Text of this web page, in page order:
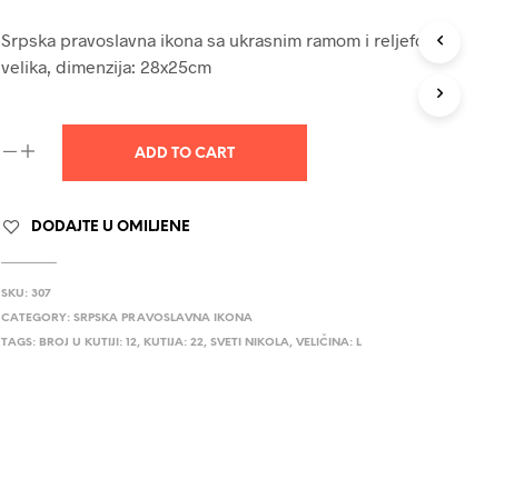
U
Srpska pravoslavna ikona sa ukrasnim ramom i reljefom,
velika, dimenzija: 28x25cm
ADD TO CART
DODAJTE U OMILJENE
SKU: 307
CATEGORY: SRPSKA PRAVOSLAVNA IKONA
TAGS: BROJ U KUTIJI: 12, KUTIJA: 22, SVETI NIKOLA, VELIČINA: L